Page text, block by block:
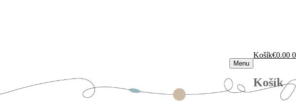
Menu
Košík€0.00 0
Košík